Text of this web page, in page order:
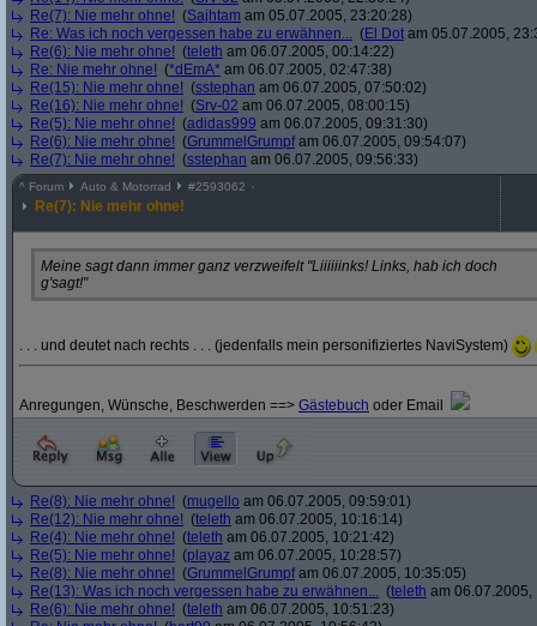
Re(7): Nie mehr ohne! (Sajhtam am 05.07.2005, 23:20:28)
Re: Was ich noch vergessen habe zu erwähnen... (El Dot am 05.07.2005,
Re(6): Nie mehr ohne! (teleth am 06.07.2005, 00:14:22)
Re: Nie mehr ohne! (*dEmA* am 06.07.2005, 02:47:38)
Re(15): Nie mehr ohne! (sstephan am 06.07.2005, 07:50:02)
Re(16): Nie mehr ohne! (Srv-02 am 06.07.2005, 08:00:15)
Re(5): Nie mehr ohne! (adidas999 am 06.07.2005, 09:31:30)
Re(6): Nie mehr ohne! (GrummelGrumpfam 06.07.2005, 09:54:07)
Re(7): Nie mehr ohne! (sstephan am 06.07.2005, 09:56:33)
^ Forum Auto & Motorrad #2593062
Re(7): Nie mehr ohne!
Meine sagt dann immer ganz verzweifelt "Liiiiiinks! Links, hab ich doch
g'sagt!"
. . . und deutet nach rechts . . . (jedenfalls mein personifiziertes NaviSystem)
Anregungen, Wünsche, Beschwerden ==> Gästebuch oder Email
Re(8): Nie mehr ohne! (mugello am 06.07.2005, 09:59:01)
Re(12): Nie mehr ohne! (teleth am 06.07.2005, 10:16:14)
Re(4): Nie mehr ohne! (teleth am 06.07.2005, 10:21:42)
Re(5): Nie mehr ohne! (playaz am 06.07.2005, 10:28:57)
Re(8): Nie mehr ohne! (GrummelGrumpfam 06.07.2005, 10:35:05)
Re(13): Was ich noch vergessen habe zu erwähnen... (teleth am 06.07.2005,
Re(6): Nie mehr ohne! (teleth am 06.07.2005, 10:51:23)